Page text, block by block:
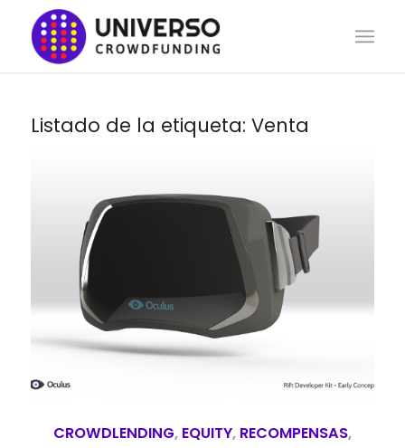
Listado de la etiqueta: Venta
CROWDLENDING, EQUITY, RECOMPENSAS,